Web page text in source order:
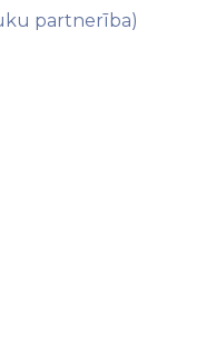
partnerība)